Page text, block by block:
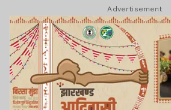
Advertisement